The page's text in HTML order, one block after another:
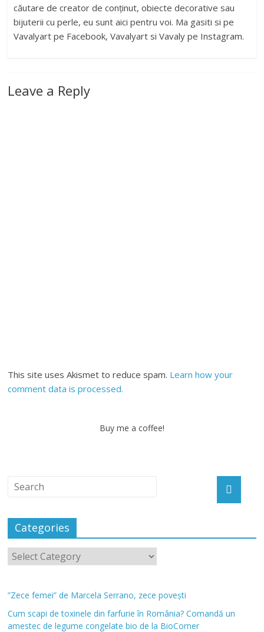
căutare de creator de conținut, obiecte decorative sau
bijuterii cu perle, eu sunt aici pentru voi. Ma gasiti si pe
Vavalyart pe Facebook, Vavalyart si Vavaly pe Instagram.
Leave a Reply
This site uses Akismet to reduce spam. Learn how your
comment data is processed.
Buy me a coffee!
Categories
”Zece femei” de Marcela Serrano, zece povești
Cum scapi de toxinele din farfurie în România? Comandă un
amestec de legume congelate bio de la BioCorner